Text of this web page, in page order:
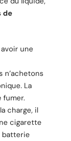
de
une
La
fumer.
charge, il
cigarette
batterie